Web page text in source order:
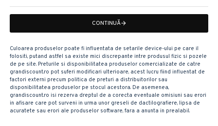
CONTINUĂ
Culoarea produselor poate fi influentata de setarile device-ului pe care il
folositi, putand astfel sa existe mici discrepante intre produsul fizic si pozele
de pe site. Preturile si disponibilitatea produselor comercializate de catre
grandiscount.ro pot suferi modificari ulterioare, acest lucru fiind influentat de
factori externi precum politica de preturi a distribuitorilor sau
disponibilitatea produselor pe stocul acestora. De asemenea,
grandiscount.ro isi rezerva dreptul de a corecta eventuale omisiuni sau erori
in afisare care pot surveni in urma unor greseli de dactilografiere, lipsa de
acuratete sau erori ale produselor software, fara a anunta in prealabil.